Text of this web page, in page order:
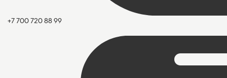
+7 700 720 88 99